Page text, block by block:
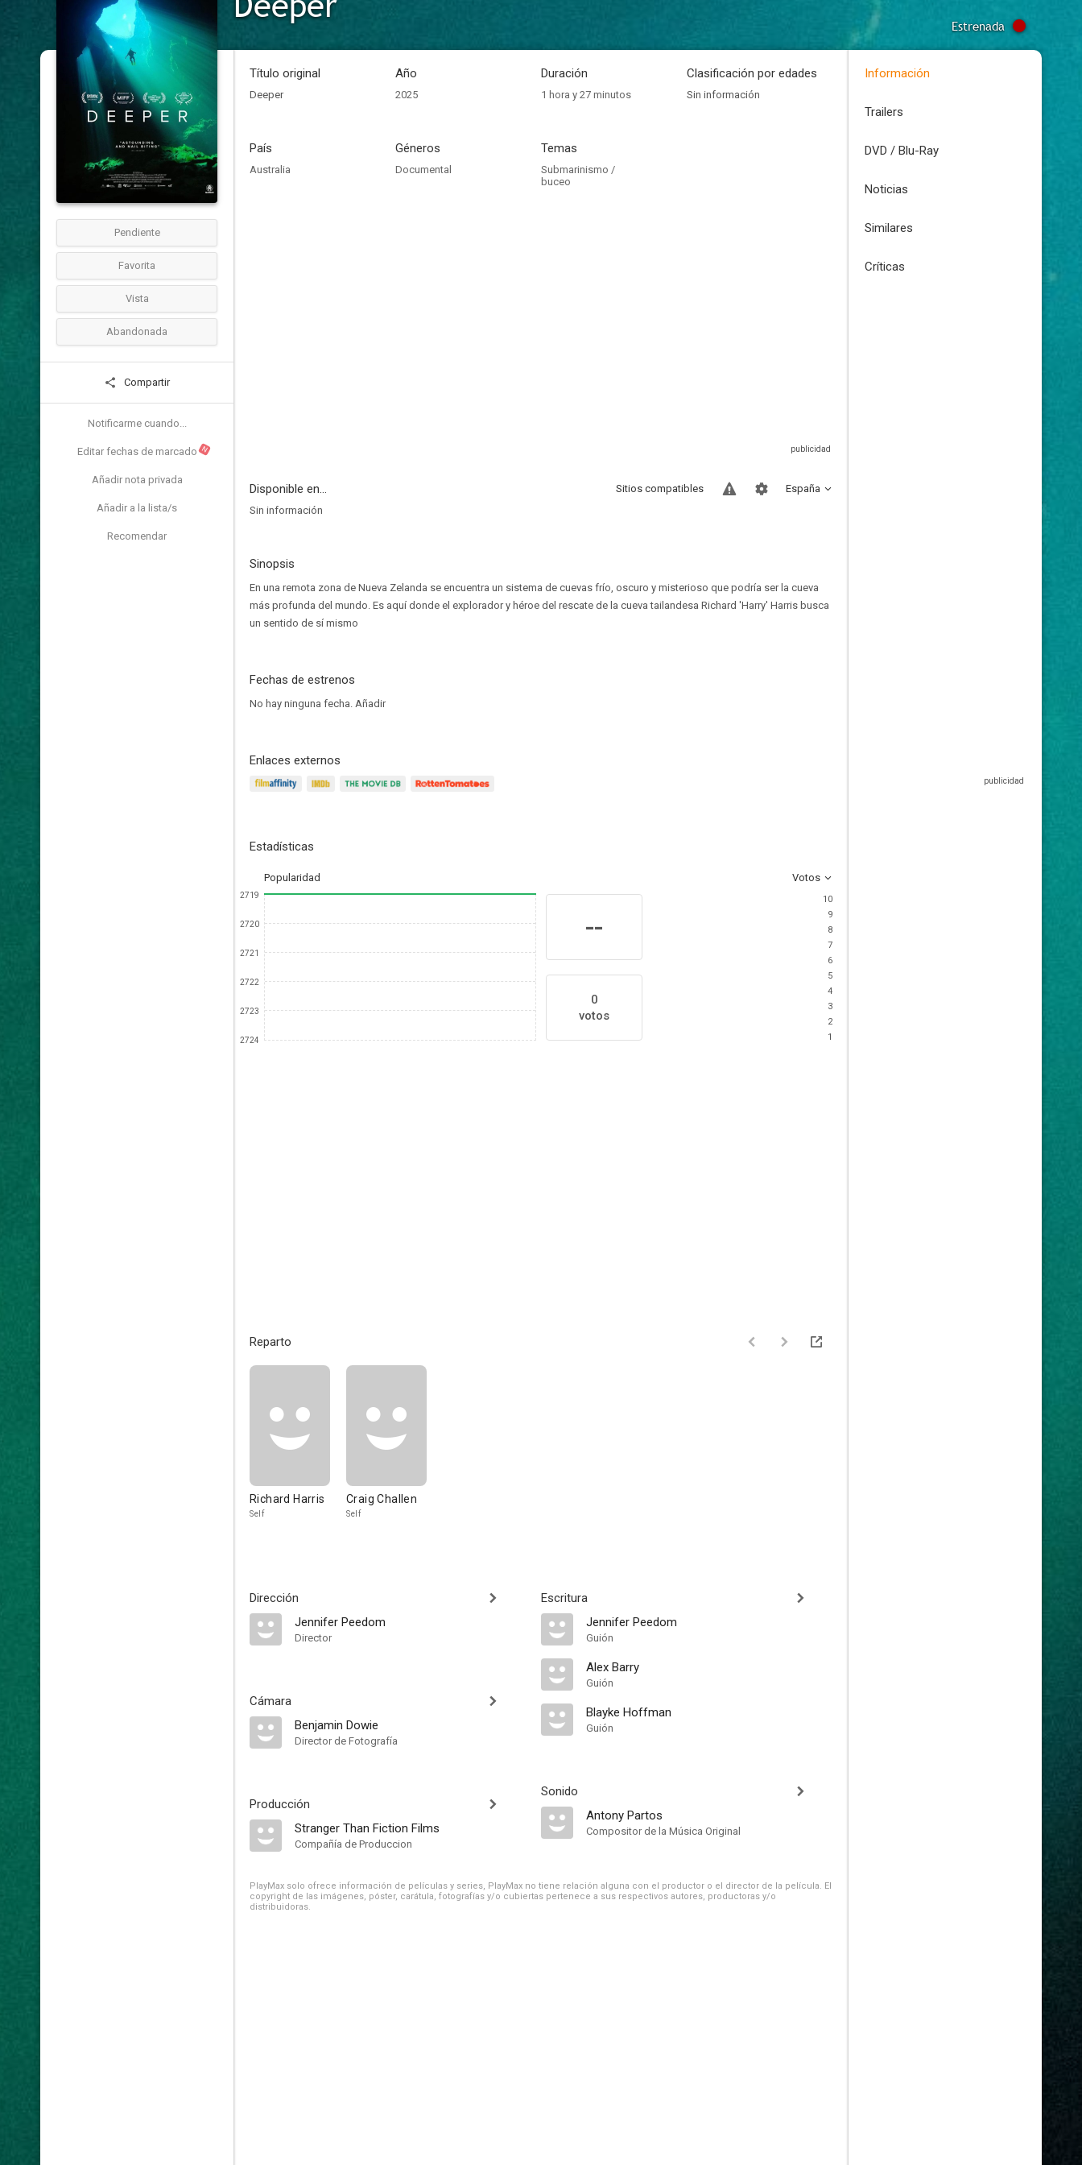
Estrenada
Pendiente
Favorita
Vista
Abandonada
Compartir
Notificarme cuando...
Editar fechas de marcado N
Añadir nota privada
Añadir a la lista/s
Recomendar
Título original
Deeper
Año
2025
Duración
1 hora y 27 minutos
Clasificación por edades
Sin información
País
Australia
Géneros
Documental
Temas
Submarinismo /
buceo
Disponible en... España
Sitios compatibles
Sin información
Sinopsis
En una remota zona de Nueva Zelanda se encuentra un sistema de cuevas frío, oscuro y misterioso que podría ser la cueva
más profunda del mundo. Es aquí donde el explorador y héroe del rescate de la cueva tailandesa Richard 'Harry' Harris busca
un sentido de sí mismo
Fechas de estrenos
No hay ninguna fecha. Añadir
Enlaces externos
Estadísticas
Popularidad Votos
2719
2720
2721
2722
2723
2724
--
0
votos
10
9
8
7
6
5
4
3
2
1
Reparto
Richard Harris
Self
Craig Challen
Self
Dirección
Jennifer Peedom
Director
Cámara
Benjamin Dowie
Director de Fotografía
Producción
Stranger Than Fiction Films
Compañía de Produccion
Escritura
Jennifer Peedom
Guión
Alex Barry
Guión
Blayke Hoffman
Guión
Sonido
Antony Partos
Compositor de la Música Original
PlayMax solo ofrece información de películas y series, PlayMax no tiene relación alguna con el productor o el director de la película. El
copyright de las imágenes, póster, carátula, fotografías y/o cubiertas pertenece a sus respectivos autores, productoras y/o
distribuidoras.
Información
Trailers
DVD / Blu-Ray
Noticias
Similares
Críticas